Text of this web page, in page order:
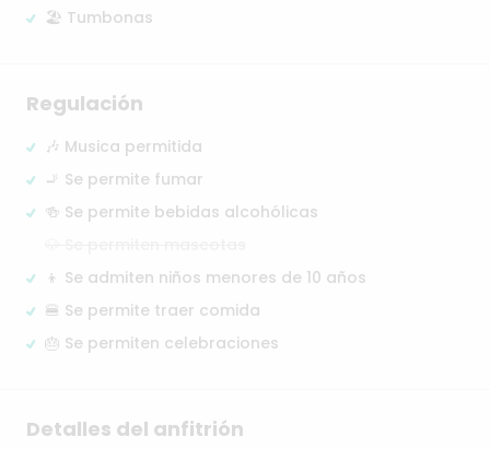
🏖️ Tumbonas
Regulación
🎶 Musica permitida
🚬 Se permite fumar
🍻 Se permite bebidas alcohólicas
👦 Se admiten niños menores de 10 años
🍔 Se permite traer comida
🎂 Se permiten celebraciones
Detalles del anfitrión